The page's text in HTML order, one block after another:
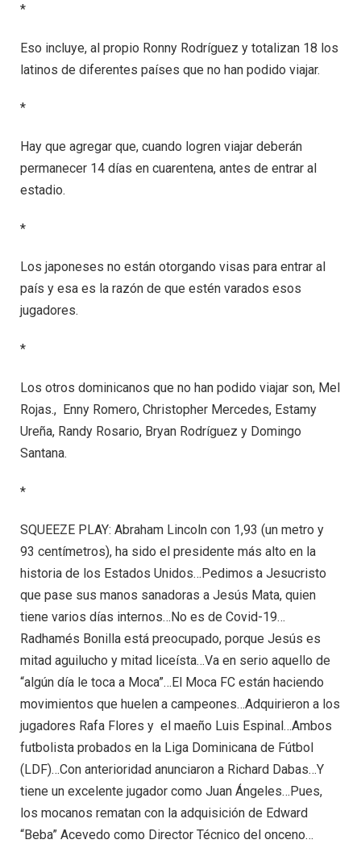
*
Eso incluye, al propio Ronny Rodríguez y totalizan 18 los
latinos de diferentes países que no han podido viajar.
*
Hay que agregar que, cuando logren viajar deberán
permanecer 14 días en cuarentena, antes de entrar al
estadio.
*
Los japoneses no están otorgando visas para entrar al
país y esa es la razón de que estén varados esos
jugadores.
*
Los otros dominicanos que no han podido viajar son, Mel
Rojas., Enny Romero, Christopher Mercedes, Estamy
Ureña, Randy Rosario, Bryan Rodríguez y Domingo
Santana.
*
SQUEEZE PLAY: Abraham Lincoln con 1,93 (un metro y
93 centímetros), ha sido el presidente más alto en la
historia de los Estados Unidos…Pedimos a Jesucristo
que pase sus manos sanadoras a Jesús Mata, quien
tiene varios días internos…No es de Covid-19…
Radhamés Bonilla está preocupado, porque Jesús es
mitad aguilucho y mitad liceísta…Va en serio aquello de
“algún día le toca a Moca”…El Moca FC están haciendo
movimientos que huelen a campeones…Adquirieron a los
jugadores Rafa Flores y el maeño Luis Espinal…Ambos
futbolista probados en la Liga Dominicana de Fútbol
(LDF)…Con anterioridad anunciaron a Richard Dabas…Y
tiene un excelente jugador como Juan Ángeles…Pues,
los mocanos rematan con la adquisición de Edward
“Beba” Acevedo como Director Técnico del onceno…